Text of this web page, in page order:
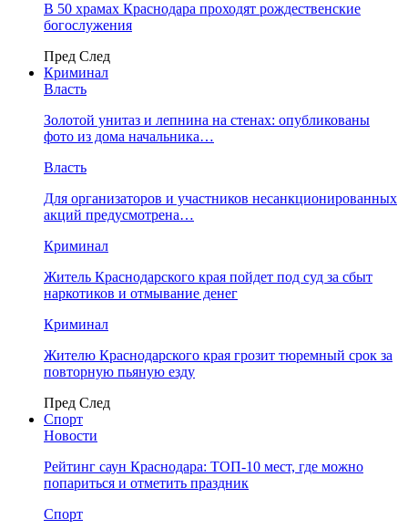
В 50 храмах Краснодара проходят рождественские
богослужения
Пред След
Криминал
Власть
​Золотой унитаз и лепнина на стенах: опубликованы
фото из дома начальника…
Власть
Для организаторов и участников несанкционированных
акций предусмотрена…
Криминал
Житель Краснодарского края пойдет под суд за сбыт
наркотиков и отмывание денег
Криминал
Жителю Краснодарского края грозит тюремный срок за
повторную пьяную езду
Пред След
Спорт
Новости
Рейтинг саун Краснодара: ТОП-10 мест, где можно
попариться и отметить праздник
Спорт